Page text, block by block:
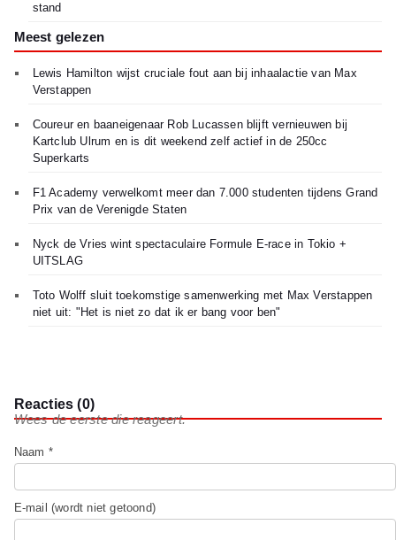
stand
Meest gelezen
Lewis Hamilton wijst cruciale fout aan bij inhaalactie van Max
Verstappen
Coureur en baaneigenaar Rob Lucassen blijft vernieuwen bij
Kartclub Ulrum en is dit weekend zelf actief in de 250cc
Superkarts
F1 Academy verwelkomt meer dan 7.000 studenten tijdens Grand
Prix van de Verenigde Staten
Nyck de Vries wint spectaculaire Formule E-race in Tokio +
UITSLAG
Toto Wolff sluit toekomstige samenwerking met Max Verstappen
niet uit: "Het is niet zo dat ik er bang voor ben"
Reacties (0)
Wees de eerste die reageert.
Naam *
E-mail (wordt niet getoond)